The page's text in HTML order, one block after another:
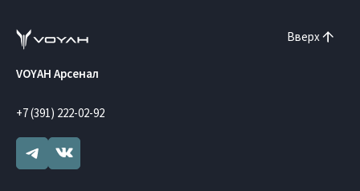
Вверх
VOYAH Арсенал
+7 (391) 222-02-92